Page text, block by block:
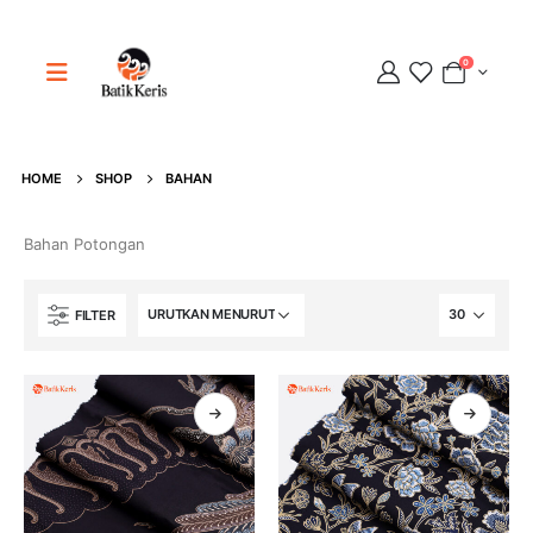
0
HOME SHOP BAHAN
Bahan Potongan
FILTER